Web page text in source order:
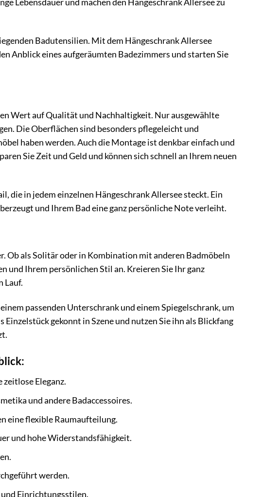
Lebensdauer und machen den Hängeschrank Allersee zu
Badutensilien. Mit dem Hängeschrank Allersee
Anblick eines aufgeräumten Badezimmers und starten Sie
Wert auf Qualität und Nachhaltigkeit. Nur ausgewählte
Die Oberflächen sind besonders pflegeleicht und
haben werden. Auch die Montage ist denkbar einfach und
Sie Zeit und Geld und können sich schnell an Ihrem neuen
die in jedem einzelnen Hängeschrank Allersee steckt. Ein
und Ihrem Bad eine ganz persönliche Note verleiht.
Ob als Solitär oder in Kombination mit anderen Badmöbeln
und Ihrem persönlichen Stil an. Kreieren Sie Ihr ganz
Lauf.
passenden Unterschrank und einem Spiegelschrank, um
gekonnt in Szene und nutzen Sie ihn als Blickfang
Eleganz.
und andere Badaccessoires.
eine flexible Raumaufteilung.
und hohe Widerstandsfähigkeit.
werden.
Einrichtungsstilen.